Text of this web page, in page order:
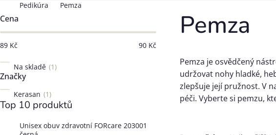
Pedikúra Pemza
Postranní
panel
Cena
89 Kč 90 Kč
Na skladě 1
Značky
Kerasan 1
Top 10 produktů
Unisex obuv zdravotní FORcare 203001
Pemza
Pemza je osvědčený
udržovat nohy hladké,
zlepšuje její pružnost. V
péči. Vyberte si pemzu,